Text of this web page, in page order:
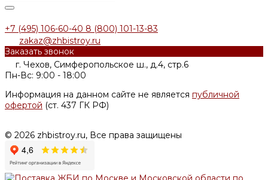
+7 (495) 106-60-40 8 (800) 101-13-83
zakaz@zhbistroy.ru
Заказать звонок
г. Чехов, Симферопольское ш., д.4, стр.6
Пн-Вс: 9:00 - 18:00
Информация на данном сайте не является публичной
офертой (ст. 437 ГК РФ)
© 2026 zhbistroy.ru, Все права защищены